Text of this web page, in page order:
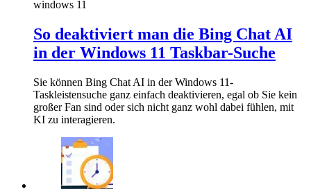
windows 11
So deaktiviert man die Bing Chat AI
in der Windows 11 Taskbar-Suche
Sie können Bing Chat AI in der Windows 11-
Taskleistensuche ganz einfach deaktivieren, egal ob Sie kein
großer Fan sind oder sich nicht ganz wohl dabei fühlen, mit
KI zu interagieren.